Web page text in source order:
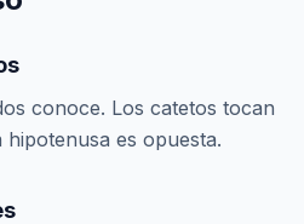
conoce. Los catetos tocan
es opuesta.